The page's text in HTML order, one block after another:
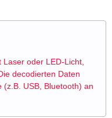
oder LED-Licht,
decodierten Daten
USB, Bluetooth) an